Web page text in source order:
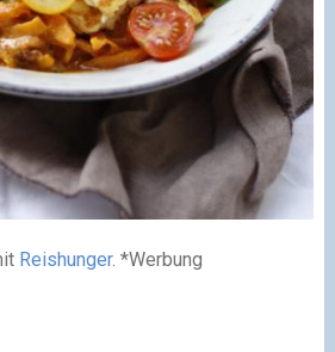
Reishunger. *Werbung